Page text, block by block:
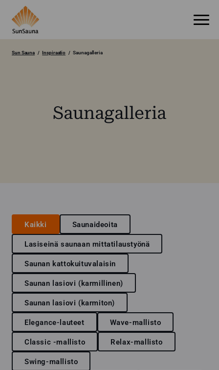
Saunagalleria
Sun Sauna Inspiraatio Saunagalleria
Kaikki Saunaideoita
Lasiseinä saunaan mittatilaustyönä
Saunan kattokuituvalaisin
Saunan lasiovi (karmillinen)
Saunan lasiovi (karmiton)
Elegance-lauteet Wave-mallisto
Classic -mallisto Relax-mallisto
Swing-mallisto